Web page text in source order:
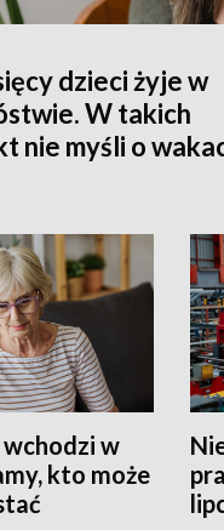
dzieci żyje w
W takich
nie myśli o
w
kto może